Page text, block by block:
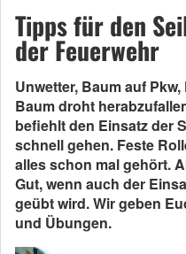
Tipps für den
der Feuerwehr
Unwetter, Baum auf
Baum droht
befiehlt den Einsatz der
schnell gehen. Feste
alles schon mal gehört.
Gut, wenn auch der
geübt wird. Wir geben
und Übungen.